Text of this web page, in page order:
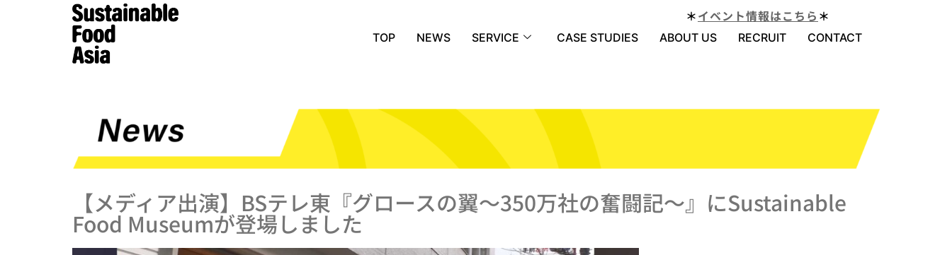
＊イベント情報はこちら ＊
TOP NEWS SERVICE CASE STUDIES ABOUT US RECRUIT CONTACT
【メディア出演】BSテレ東『グロースの翼～350万社の奮闘記～』にSustainable
Food Museumが登場しました